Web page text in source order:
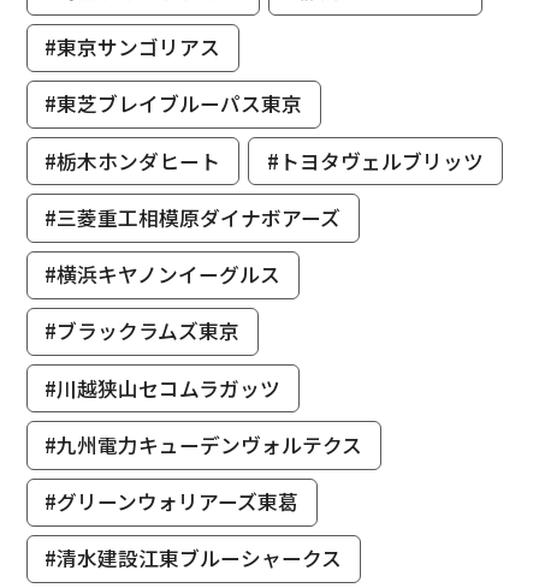
#東京サンゴリアス
#東芝ブレイブルーパス東京
#栃木ホンダヒート
#トヨタヴェルブリッツ
#三菱重工相模原ダイナボアーズ
#横浜キヤノンイーグルス
#ブラックラムズ東京
#川越狭山セコムラガッツ
#九州電力キューデンヴォルテクス
#グリーンウォリアーズ東葛
#清水建設江東ブルーシャークス